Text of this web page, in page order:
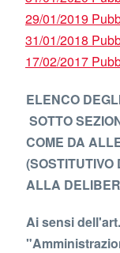
29/01/2019
31/01/2018
17/02/2017
ELENCO
SOTTO
COME DA
ALLA
Ai sensi